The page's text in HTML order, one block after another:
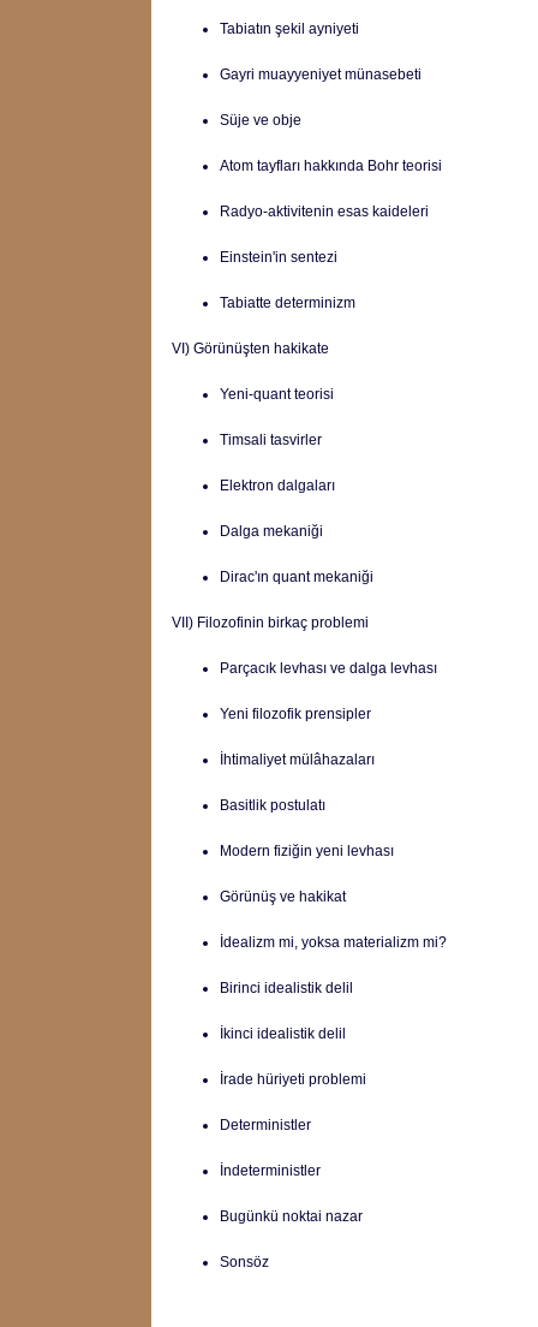
Tabiatın şekil ayniyeti
Gayri muayyeniyet münasebeti
Süje ve obje
Atom tayfları hakkında Bohr teorisi
Radyo-aktivitenin esas kaideleri
Einstein'in sentezi
Tabiatte determinizm
VI) Görünüşten hakikate
Yeni-quant teorisi
Timsali tasvirler
Elektron dalgaları
Dalga mekaniği
Dirac'ın quant mekaniği
VII) Filozofinin birkaç problemi
Parçacık levhası ve dalga levhası
Yeni filozofik prensipler
İhtimaliyet mülâhazaları
Basitlik postulatı
Modern fiziğin yeni levhası
Görünüş ve hakikat
İdealizm mi, yoksa materializm mi?
Birinci idealistik delil
İkinci idealistik delil
İrade hüriyeti problemi
Deterministler
İndeterministler
Bugünkü noktai nazar
Sonsöz